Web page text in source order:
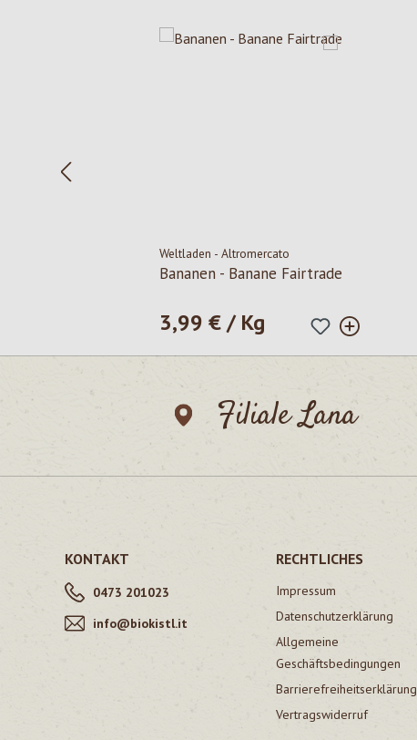
Weltladen - Altromercato
Bananen - Banane Fairtrade
Regulärer Preis:
3,99 € / Kg
Filiale Lana
KONTAKT
0473 201023
info@biokistl.it
RECHTLICHES
Impressum
Datenschutzerklärung
Allgemeine
Geschäftsbedingungen
Barrierefreiheitserklärung
Vertragswiderruf